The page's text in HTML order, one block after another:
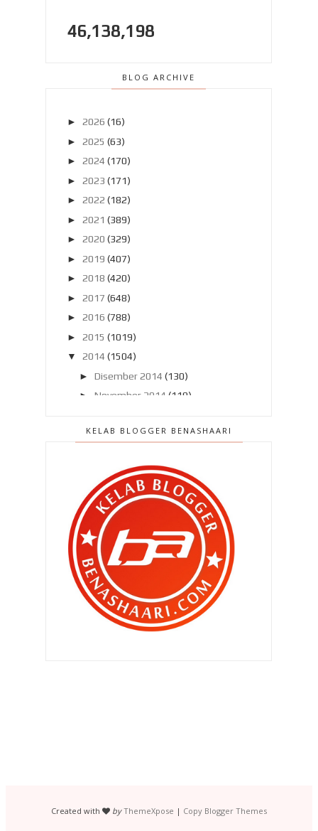
46,138,198
BLOG ARCHIVE
► 2026 (16)
► 2025 (63)
► 2024 (170)
► 2023 (171)
► 2022 (182)
► 2021 (389)
► 2020 (329)
► 2019 (407)
► 2018 (420)
► 2017 (648)
► 2016 (788)
► 2015 (1019)
▼
2014 (1504)
► Disember 2014 (130)
► November 2014 (119)
►September 2014 (121)
Julai 2014(103)
►Jun 2014 (104)
►
Mei 2014
►
April 2014
(121)
Mac 2014
(132)
►Februari 2014
▼ Januari 2014
(173)
Ke Paradigm Mall , Kelana Jaya.
KELAB BLOGGER BENASHAARI
Created with by ThemeXpose | Copy Blogger Themes